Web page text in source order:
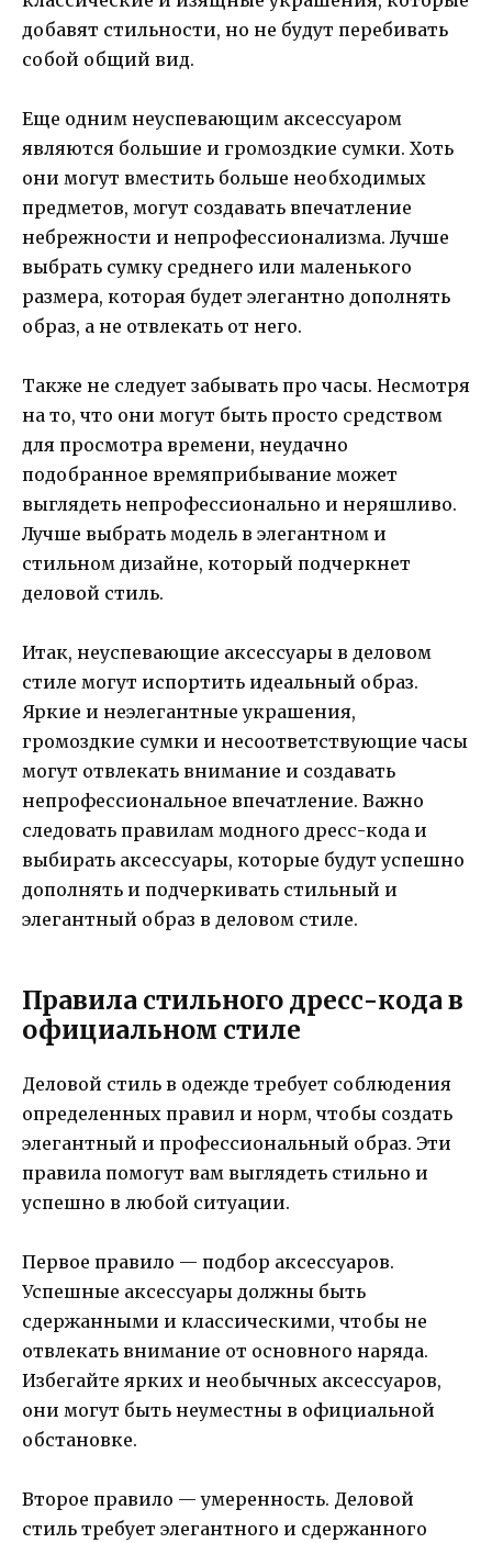
добавят стильности, но не будут перебивать
собой общий вид.
Еще одним неуспевающим аксессуаром
являются большие и громоздкие сумки. Хоть
они могут вместить больше необходимых
предметов, могут создавать впечатление
небрежности и непрофессионализма. Лучше
выбрать сумку среднего или маленького
размера, которая будет элегантно дополнять
образ, а не отвлекать от него.
Также не следует забывать про часы. Несмотря
на то, что они могут быть просто средством
для просмотра времени, неудачно
подобранное времяприбывание может
выглядеть непрофессионально и неряшливо.
Лучше выбрать модель в элегантном и
стильном дизайне, который подчеркнет
деловой стиль.
Итак, неуспевающие аксессуары в деловом
стиле могут испортить идеальный образ.
Яркие и неэлегантные украшения,
громоздкие сумки и несоответствующие часы
могут отвлекать внимание и создавать
непрофессиональное впечатление. Важно
следовать правилам модного дресс-кода и
выбирать аксессуары, которые будут успешно
дополнять и подчеркивать стильный и
элегантный образ в деловом стиле.
Правила стильного дресс-кода в
официальном стиле
Деловой стиль в одежде требует соблюдения
определенных правил и норм, чтобы создать
элегантный и профессиональный образ. Эти
правила помогут вам выглядеть стильно и
успешно в любой ситуации.
Первое правило — подбор аксессуаров.
Успешные аксессуары должны быть
сдержанными и классическими, чтобы не
отвлекать внимание от основного наряда.
Избегайте ярких и необычных аксессуаров,
они могут быть неуместны в официальной
обстановке.
Второе правило — умеренность. Деловой
стиль требует элегантного и сдержанного